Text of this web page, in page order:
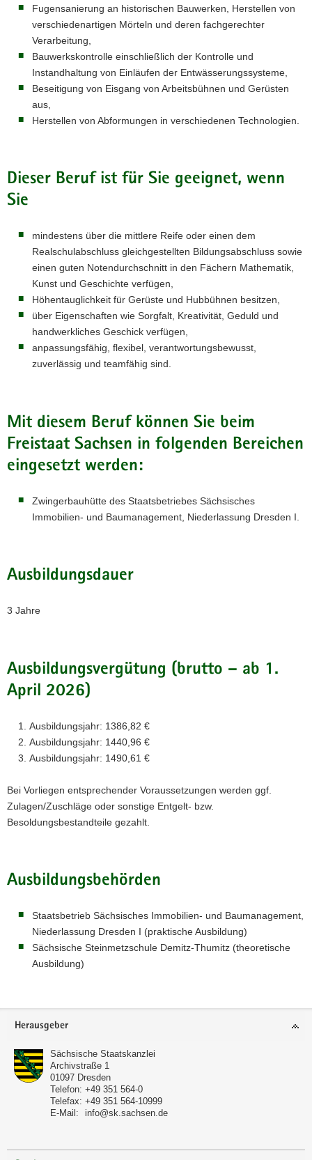
Fugensanierung an historischen Bauwerken, Herstellen von
verschiedenartigen Mörteln und deren fachgerechter
Verarbeitung,
Bauwerkskontrolle einschließlich der Kontrolle und
Instandhaltung von Einläufen der Entwässerungssysteme,
Beseitigung von Eisgang von Arbeitsbühnen und Gerüsten
aus,
Herstellen von Abformungen in verschiedenen Technologien.
Dieser Beruf ist für Sie geeignet, wenn
Sie
mindestens über die mittlere Reife oder einen dem
Realschulabschluss gleichgestellten Bildungsabschluss sowie
einen guten Notendurchschnitt in den Fächern Mathematik,
Kunst und Geschichte verfügen,
Höhentauglichkeit für Gerüste und Hubbühnen besitzen,
über Eigenschaften wie Sorgfalt, Kreativität, Geduld und
handwerkliches Geschick verfügen,
anpassungsfähig, flexibel, verantwortungsbewusst,
zuverlässig und teamfähig sind.
Mit diesem Beruf können Sie beim
Freistaat Sachsen in folgenden Bereichen
eingesetzt werden:
Zwingerbauhütte des Staatsbetriebes Sächsisches
Immobilien- und Baumanagement, Niederlassung Dresden I.
Ausbildungsdauer
3 Jahre
Ausbildungsvergütung (brutto – ab 1.
April 2026)
Ausbildungsjahr: 1386,82 €
Ausbildungsjahr: 1440,96 €
Ausbildungsjahr: 1490,61 €
Bei Vorliegen entsprechender Voraussetzungen werden ggf.
Zulagen/Zuschläge oder sonstige Entgelt- bzw.
Besoldungsbestandteile gezahlt.
Ausbildungsbehörden
Staatsbetrieb Sächsisches Immobilien- und Baumanagement,
Niederlassung Dresden I (praktische Ausbildung)
Sächsische Steinmetzschule Demitz-Thumitz (theoretische
Ausbildung)
Footer-
Herausgeber
Sächsische Staatskanzlei
Archivstraße 1
01097 Dresden
Telefon: +49 351 564-0
Telefax: +49 351 564-10999
E-Mail:
info@sk.sachsen.de